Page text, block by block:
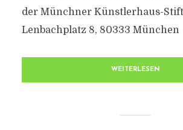
der Münchner Künstlerhaus-
Lenbachplatz 8, 80333 München
WEITERLESEN